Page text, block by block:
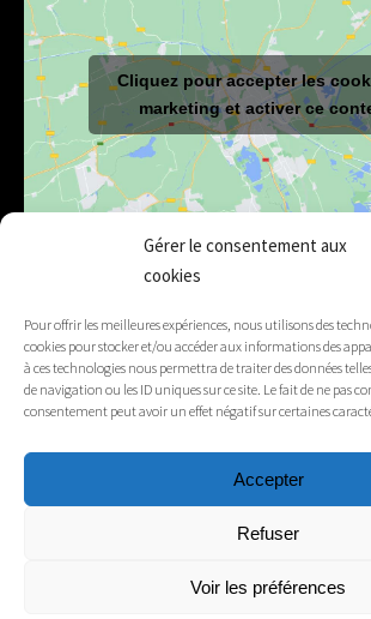
Gérer le consentement aux
cookies
Pour offrir les meilleures expériences, nous utilisons des
cookies pour stocker et/ou accéder aux informations des
à ces technologies nous permettra de traiter des données
de navigation ou les ID uniques sur ce site. Le fait de ne pas
consentement peut avoir un effet négatif sur certaines
Accepter
Refuser
Voir les préférences
Cliquez pour accepter les
marketing et activer ce
Tél. 04 50 20 91 15
Mentions légales